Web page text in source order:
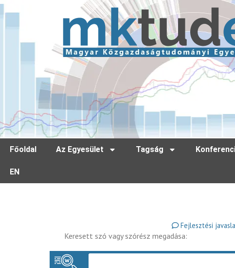
Főoldal Az Egyesület Tagság
EN
Fejlesztési
Keresett szó vagy szórész megadása: